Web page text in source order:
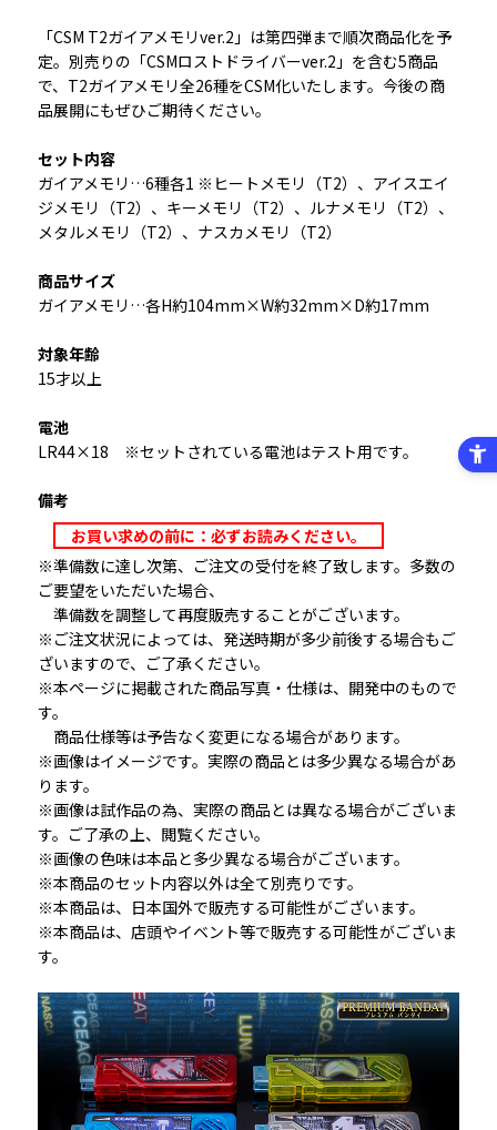
「CSM T2ガイアメモリver.2」は第四弾まで順次商品化を予
定。別売りの「CSMロストドライバーver.2」を含む5商品
で、T2ガイアメモリ全26種をCSM化いたします。今後の商
品展開にもぜひご期待ください。
セット内容
ガイアメモリ…6種各1 ※ヒートメモリ（T2）、アイスエイ
ジメモリ（T2）、キーメモリ（T2）、ルナメモリ（T2）、
メタルメモリ（T2）、ナスカメモリ（T2）
商品サイズ
ガイアメモリ…各H約104mm×W約32mm×D約17mm
対象年齢
15才以上
電池
LR44×18 ※セットされている電池はテスト用です。
備考
お買い求めの前に：必ずお読みください。
※準備数に達し次第、ご注文の受付を終了致します。多数の
ご要望をいただいた場合、
準備数を調整して再度販売することがございます。
※ご注文状況によっては、発送時期が多少前後する場合もご
ざいますので、ご了承ください。
※本ページに掲載された商品写真・仕様は、開発中のもので
す。
商品仕様等は予告なく変更になる場合があります。
※画像はイメージです。実際の商品とは多少異なる場合があ
ります。
※画像は試作品の為、実際の商品とは異なる場合がございま
す。ご了承の上、閲覧ください。
※画像の色味は本品と多少異なる場合がございます。
※本商品のセット内容以外は全て別売りです。
※本商品は、日本国外で販売する可能性がございます。
※本商品は、店頭やイベント等で販売する可能性がございま
す。